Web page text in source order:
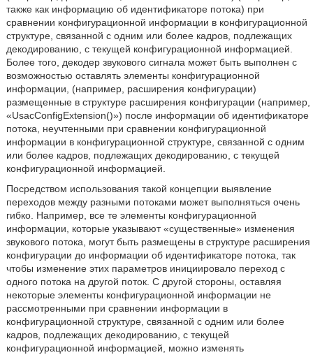
также как информацию об идентификаторе потока) при
сравнении конфигурационной информации в конфигурационной
структуре, связанной с одним или более кадров, подлежащих
декодированию, с текущей конфигурационной информацией.
Более того, декодер звукового сигнала может быть выполнен с
возможностью оставлять элементы конфигурационной
информации, (например, расширения конфигурации)
размещенные в структуре расширения конфигурации (например,
«UsacConfigExtension()») после информации об идентификаторе
потока, неучтенными при сравнении конфигурационной
информации в конфигурационной структуре, связанной с одним
или более кадров, подлежащих декодированию, с текущей
конфигурационной информацией.
Посредством использования такой концепции выявление
переходов между разными потоками может выполняться очень
гибко. Например, все те элементы конфигурационной
информации, которые указывают «существенные» изменения
звукового потока, могут быть размещены в структуре расширения
конфигурации до информации об идентификаторе потока, так
чтобы изменение этих параметров инициировало переход с
одного потока на другой поток. С другой стороны, оставляя
некоторые элементы конфигурационной информации не
рассмотренными при сравнении информации в
конфигурационной структуре, связанной с одним или более
кадров, подлежащих декодированию, с текущей
конфигурационной информацией, можно изменять